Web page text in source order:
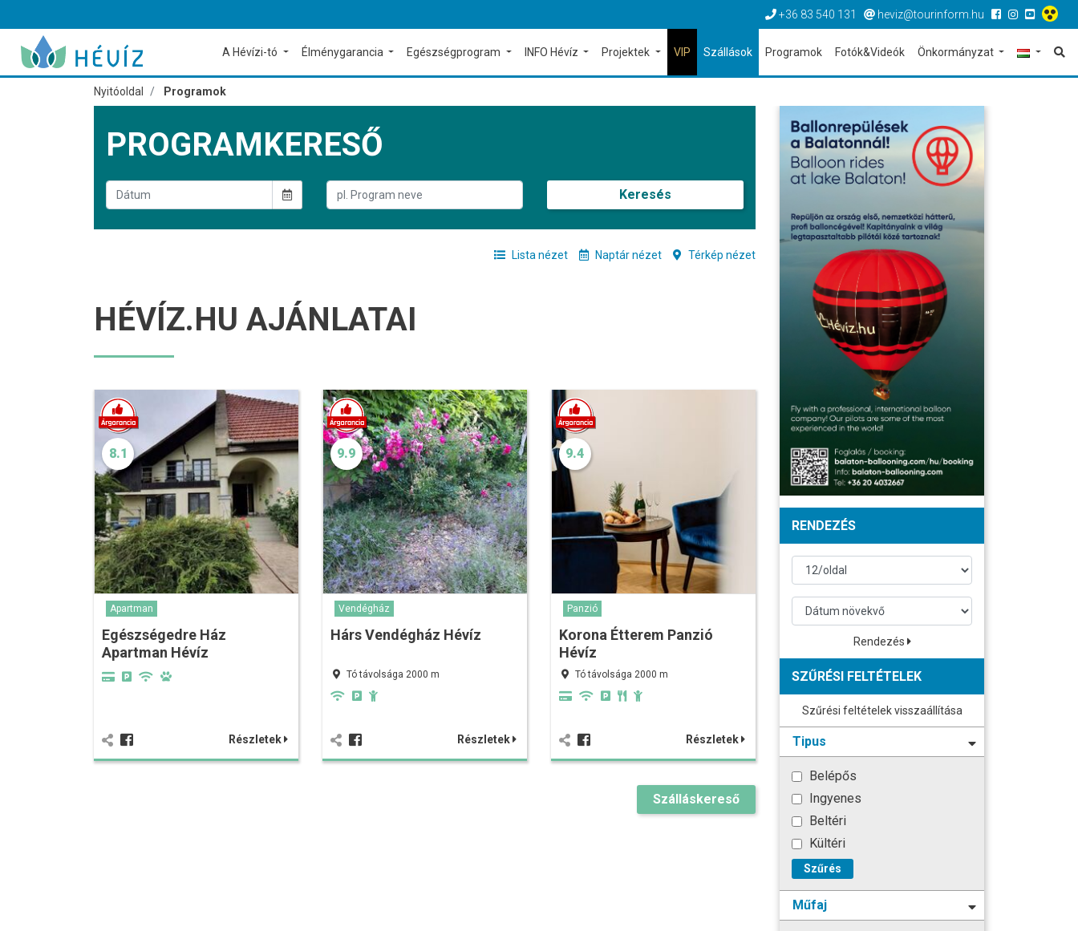
+36 83 540 131 heviz@tourinform.hu
A Hévízi-tó Élménygarancia Egészségprogram INFO Hévíz Projektek VIP Szállások Programok Fotók&Videók Önkormányzat
Nyitóoldal Programok
PROGRAMKERESŐ
Keresés
Lista nézet Naptár nézet Térkép nézet
HÉVÍZ.HU AJÁNLATAI
8.1
Apartman
Egészségedre Ház
Apartman Hévíz
Részletek
9.9
Vendégház
Hárs Vendégház Hévíz
Tó távolsága 2000 m
Részletek
9.4
Panzió
Korona Étterem Panzió
Hévíz
Tó távolsága 2000 m
Részletek
Szálláskereső
RENDEZÉS
Rendezés
SZŰRÉSI FELTÉTELEK
Szűrési feltételek visszaállítása
Tipus
Belépős
Ingyenes
Beltéri
Kültéri
Szűrés
Műfaj